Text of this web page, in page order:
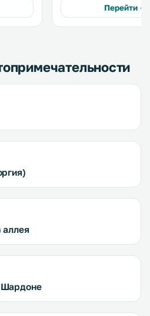
печью и
частная парковка на
Перейти →
Шардоне